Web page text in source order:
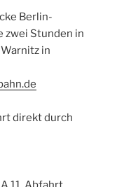
Berlin-
zwei Stunden in
in
direkt durch